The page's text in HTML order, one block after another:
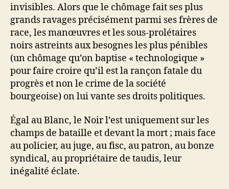
invisibles. Alors que le chômage fait ses plus
grands ravages précisément parmi ses frères de
race, les manœuvres et les sous-prolétaires
noirs astreints aux besognes les plus pénibles
(un chômage qu’on baptise « technologique »
pour faire croire qu’il est la rançon fatale du
progrès et non le crime de la société
bourgeoise) on lui vante ses droits politiques.
Égal au Blanc, le Noir l’est uniquement sur les
champs de bataille et devant la mort ; mais face
au policier, au juge, au fisc, au patron, au bonze
syndical, au propriétaire de taudis, leur
inégalité éclate.